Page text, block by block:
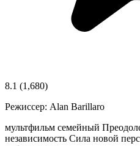
8.1 (1,680)
Режиссер: Alan Barillaro
мультфильм семейный
независимость Сила новой